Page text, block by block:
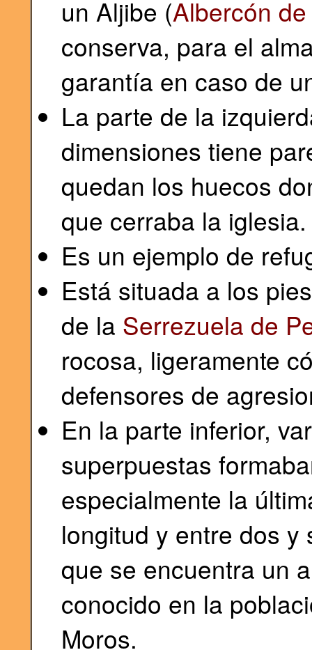
un Aljibe (Albercón
conserva, para el
garantía en caso de
La parte de la
dimensiones tiene
quedan los huecos
que cerraba la iglesia.
Es un ejemplo de
Está situada a los
de la Serrezuela de
rocosa, ligeramente
defensores de
En la parte inferior,
superpuestas
especialmente la
longitud y entre dos y
que se encuentra un
conocido en la
Moros.